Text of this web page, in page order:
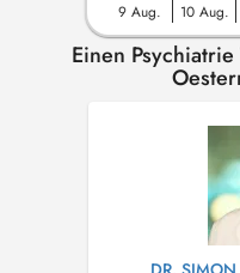
9 Aug. 10 Aug.
Einen